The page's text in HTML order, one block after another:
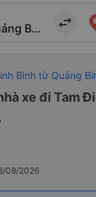
import_export
Bình từ Quảng
xe đi Tam
08/2026